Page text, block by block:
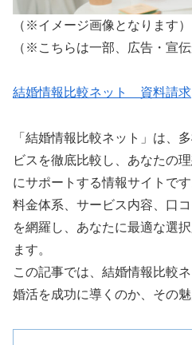
（※イメージ画像となります）
（※こちらは一部、広告・宣伝
結婚情報比較ネット 資料請求
「結婚情報比較ネット」は、
ビスを徹底比較し、あなたの
にサポートする情報サイトです
料金体系、サービス内容、口
を網羅し、あなたに最適な選
ます。
この記事では、結婚情報比較
婚活を成功に導くのか、その